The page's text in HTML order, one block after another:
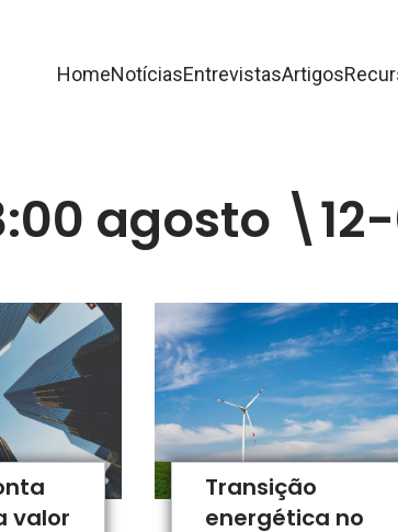
HomeNotíciasEntrevistasArtigos
agosto
valor
Transição
energética no